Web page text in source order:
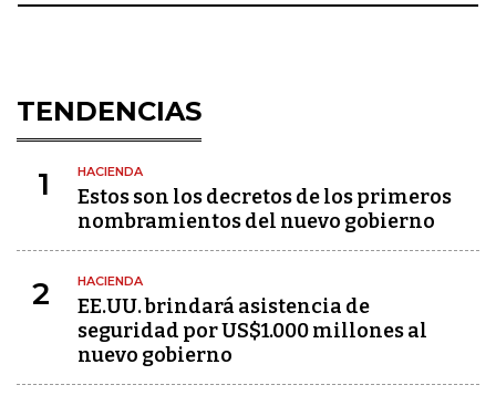
TENDENCIAS
1 HACIENDA
Estos son los decretos de los primeros
nombramientos del nuevo gobierno
2 HACIENDA
EE.UU. brindará asistencia de
seguridad por US$1.000 millones al
nuevo gobierno